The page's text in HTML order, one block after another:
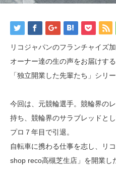
リコジャパンのフランチャイズ
オーナー達の生の声をお届けする
「独立開業した先輩たち」シリー
今回は、元競輪選手。競輪界の
持ち、競輪界のサラブレッドとし
プロ７年目で引退。
自転車に携わる仕事を志し、リ
shop reco高槻芝生店」を開業し